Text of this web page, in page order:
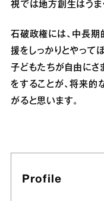
視では地方創生はうま
石破政権には、中長期
援をしっかりとやって
子どもたちが自由にさ
をすることが、将来的
がると思います。
Profile